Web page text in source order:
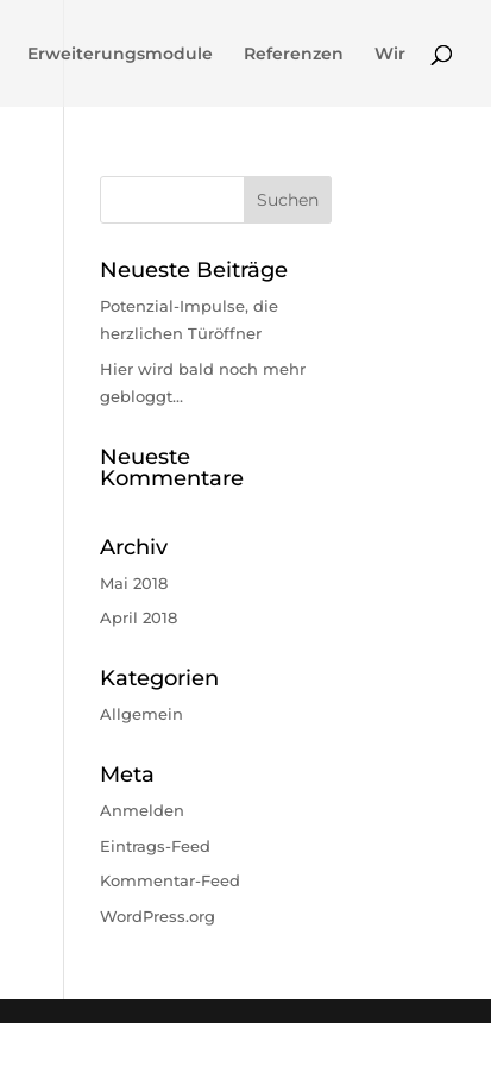
Erweiterungsmodule Referenzen Wir
Neueste Beiträge
Potenzial-Impulse, die
herzlichen Türöffner
Hier wird bald noch mehr
gebloggt…
Neueste
Kommentare
Archiv
Mai 2018
April 2018
Kategorien
Allgemein
Meta
Anmelden
Eintrags-Feed
Kommentar-Feed
WordPress.org